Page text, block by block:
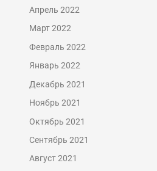
Апрель 2022
Март 2022
Февраль 2022
Январь 2022
Декабрь 2021
Ноябрь 2021
Октябрь 2021
Сентябрь 2021
Август 2021